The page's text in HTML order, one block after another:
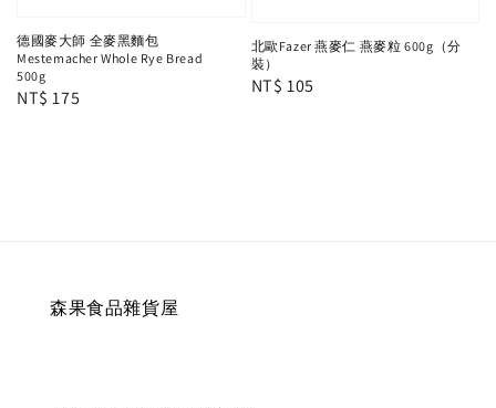
德國麥大師 全麥黑麵包
Mestemacher Whole Rye Bread
500g
Regular
NT$ 175
北歐Fazer 燕麥仁 燕麥粒 600g（分
裝）
Regular
NT$ 105
森果食品雜貨屋